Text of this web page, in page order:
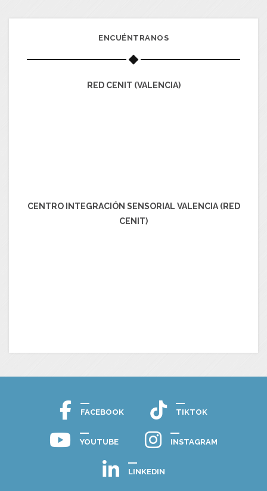
ENCUÉNTRANOS
RED CENIT (VALENCIA)
CENTRO INTEGRACIÓN SENSORIAL VALENCIA (RED
CENIT)
FACEBOOK TIKTOK
YOUTUBE INSTAGRAM
LINKEDIN